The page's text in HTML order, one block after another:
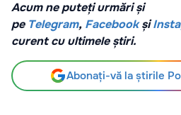
Acum ne puteți urmări și
pe Telegram, Facebookși
curent cu ultimele știri.
Abonați-vă la știrile